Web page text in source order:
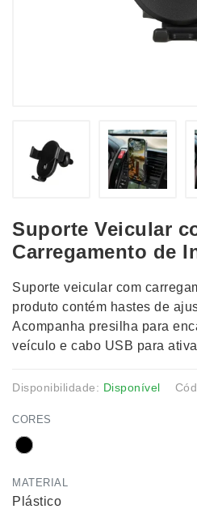
Suporte Veicular
Carregamento de
Suporte veicular com
produto contém hastes de
Acompanha presilha para
veículo e cabo USB para
Disponibilidade: Disponível
CORES
MATERIAL
Plástico